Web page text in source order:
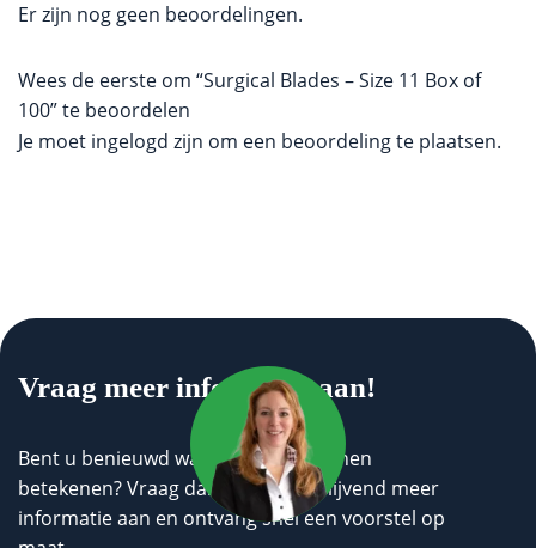
Er zijn nog geen beoordelingen.
Wees de eerste om “Surgical Blades – Size 11 Box of
100” te beoordelen
Je moet ingelogd zijn om een beoordeling te plaatsen.
Vraag meer informatie aan!
Bent u benieuwd wat wij voor u kunnen
betekenen? Vraag dan geheel vrijblijvend meer
informatie aan en ontvang snel een voorstel op